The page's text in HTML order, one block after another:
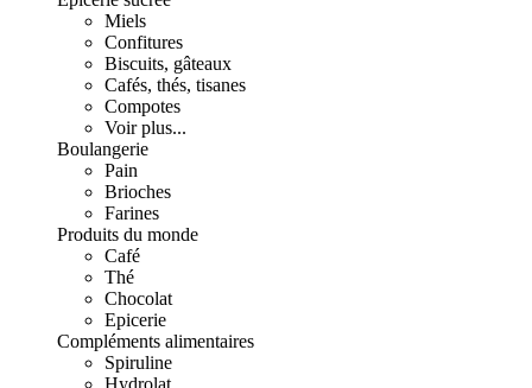
Miels
Confitures
Biscuits, gâteaux
Cafés, thés, tisanes
Compotes
Voir plus...
Boulangerie
Pain
Brioches
Farines
Produits du monde
Café
Thé
Chocolat
Epicerie
Compléments alimentaires
Spiruline
Hydrolat